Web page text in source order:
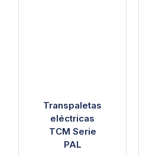
Transpaletas
eléctricas
TCM Serie
PAL